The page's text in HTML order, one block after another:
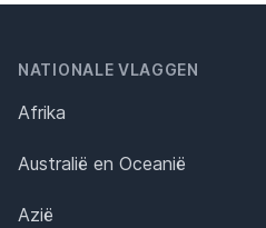
NATIONALE VLAGGEN
Afrika
Australië en Oceanië
Azië